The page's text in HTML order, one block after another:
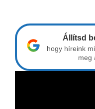
Állítsd
hogy híreink
meg